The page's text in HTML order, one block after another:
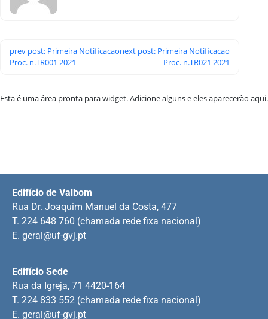
prev post: Primeira Notificacao
Proc. n.TR001 2021
next post: Primeira Notificacao
Proc. n.TR021 2021
Esta é uma área pronta para widget. Adicione alguns e eles aparecerão aqui.
Edifício Sede
Rua da Igreja, 71 4420-164
T. 224 833 552 (chamada rede fixa nacional)
E. geral@uf-gvj.pt
Edifício de Valbom
Rua Dr. Joaquim Manuel da Costa, 477
T. 224 648 760 (chamada rede fixa nacional)
E. geral@uf-gvj.pt